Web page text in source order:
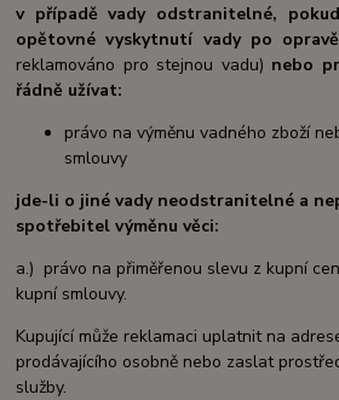
v případě vady odstranitelné,
opětovné vyskytnutí vady po opravě
reklamováno pro stejnou vadu) nebo
řádně užívat:
právo na výměnu vadného zboží
smlouvy
jde-li o jiné vady neodstranitelné a
spotřebitel výměnu věci:
a.) právo na přiměřenou slevu z kupní
kupní smlouvy.
Kupující může reklamaci uplatnit na
prodávajícího osobně nebo zaslat
služby.